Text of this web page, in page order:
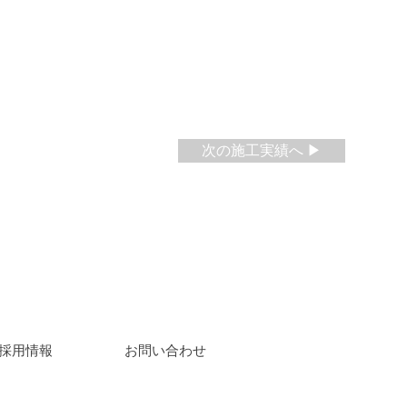
次の施工実績へ ▶
用情報 ​お問い合わせ